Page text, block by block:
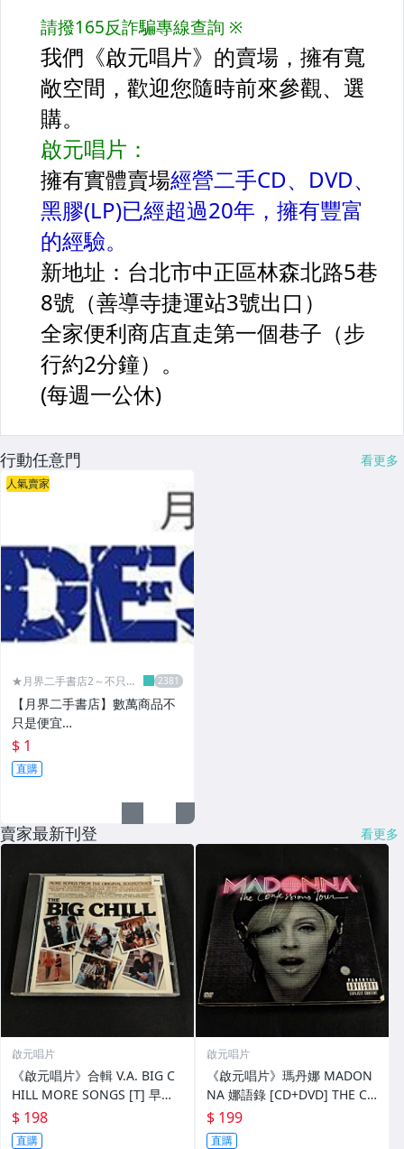
行動任意門 看更多
人氣賣家
★月界二手書店2～不只是
【月界二手書店】數萬商品不
只是便宜…
$ 1
直購
賣家最新刊登 看更多
啟元唱片
《啟元唱片》合輯 V.A. BIG C
HILL MORE SONGS [T] 早期
版片況良好
$ 198
直購
啟元唱片
《啟元唱片》瑪丹娜 MADON
NA 娜語錄 [CD+DVD] THE CO
NFESSIONS TOUR 紙版CD+D
VD 片況良好
$ 199
直購